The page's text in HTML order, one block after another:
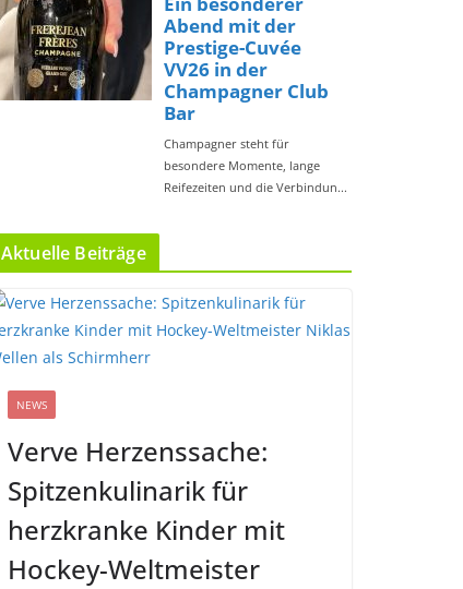
Aktuelle Beiträge
NEWS
Verve Herzenssache:
Spitzenkulinarik für
herzkranke Kinder mit
Hockey-Weltmeister